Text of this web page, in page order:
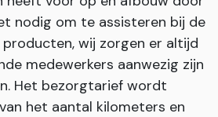
nodig om te assisteren bij de
wij zorgen er altijd
medewerkers aanwezig zijn
Het bezorgtarief wordt
het aantal kilometers en